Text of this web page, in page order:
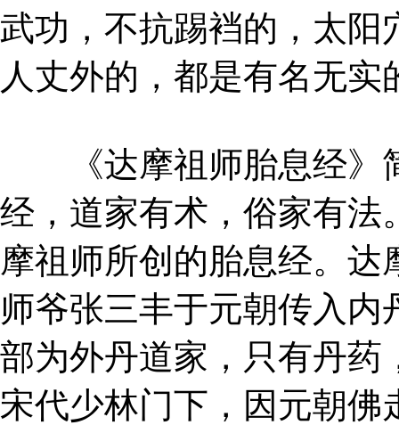
武功，不抗踢裆的，太阳
人丈外的，都是有名无实
《达摩祖师胎息经》
经，道家有术，俗家有法
摩祖师所创的胎息经。
师爷张三丰于元朝传入
部为外丹道家，只有丹药
宋代少林门下，因元朝